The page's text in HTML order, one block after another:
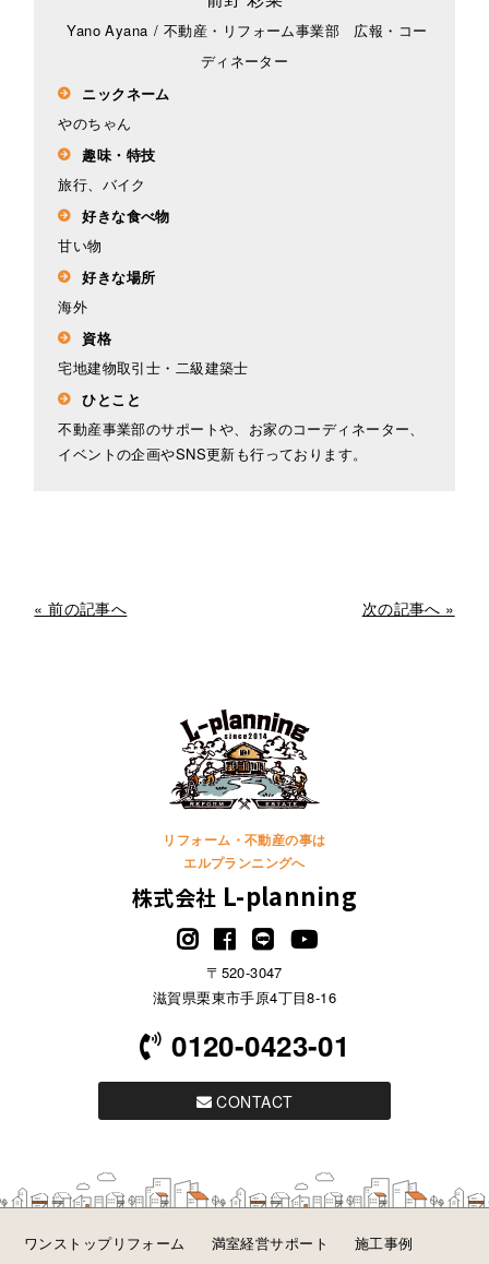
Yano Ayana / 不動産・リフォーム事業部 広報・コー
ディネーター
ニックネーム
やのちゃん
趣味・特技
旅行、バイク
好きな食べ物
甘い物
好きな場所
海外
資格
宅地建物取引士・二級建築士
ひとこと
不動産事業部のサポートや、お家のコーディネーター、
イベントの企画やSNS更新も行っております。
« 前の記事へ 次の記事へ »
リフォーム・不動産の事は
エルプランニングへ
株式会社 L-planning
〒520-3047
滋賀県栗東市手原4丁目8-16
0120-0423-01
CONTACT
ワンストップリフォーム 満室経営サポート 施工事例